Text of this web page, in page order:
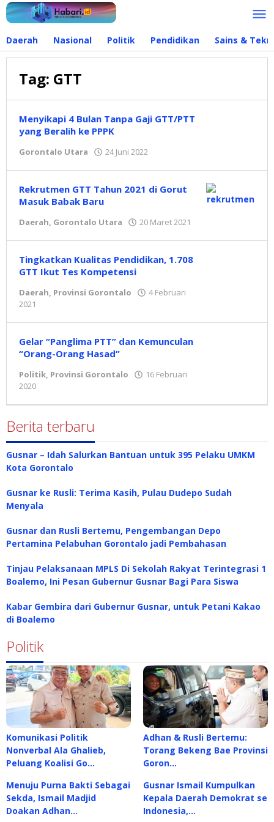
Lewati
ke
Daerah Nasional Politik Pendidikan Sains &
Tag: GTT
Menyikapi 4 Bulan Tanpa Gaji GTT/PTT
yang Beralih ke PPPK
Gorontalo Utara 24 Juni 2022
Rekrutmen GTT Tahun 2021 di Gorut
Masuk Babak Baru
Daerah, Gorontalo Utara 20 Maret 2021
Tingkatkan Kualitas Pendidikan, 1.708
GTT Ikut Tes Kompetensi
Daerah, Provinsi Gorontalo
4 Februari
2021
Gelar “Panglima PTT” dan Kemunculan
“Orang-Orang Hasad”
Politik, Provinsi Gorontalo
16 Februari
2020
Berita terbaru
Gusnar – Idah Salurkan Bantuan untuk 395 Pelaku UMKM
Kota Gorontalo
Gusnar ke Rusli: Terima Kasih, Pulau Dudepo Sudah
Menyala
Gusnar dan Rusli Bertemu, Pengembangan Depo
Pertamina Pelabuhan Gorontalo jadi Pembahasan
Tinjau Pelaksanaan MPLS Di Sekolah Rakyat Terintegrasi 1
Boalemo, Ini Pesan Gubernur Gusnar Bagi Para Siswa
Kabar Gembira dari Gubernur Gusnar, untuk Petani Kakao
di Boalemo
Politik
Komunikasi Politik
Nonverbal Ala Ghalieb,
Peluang Koalisi Go…
Adhan & Rusli Bertemu:
Torang Bekeng Bae Provinsi
Goron…
Menuju Purna Bakti Sebagai
Sekda, Ismail Madjid
Doakan Adhan…
Gusnar Ismail Kumpulkan
Kepala Daerah Demokrat se
Indonesia,…